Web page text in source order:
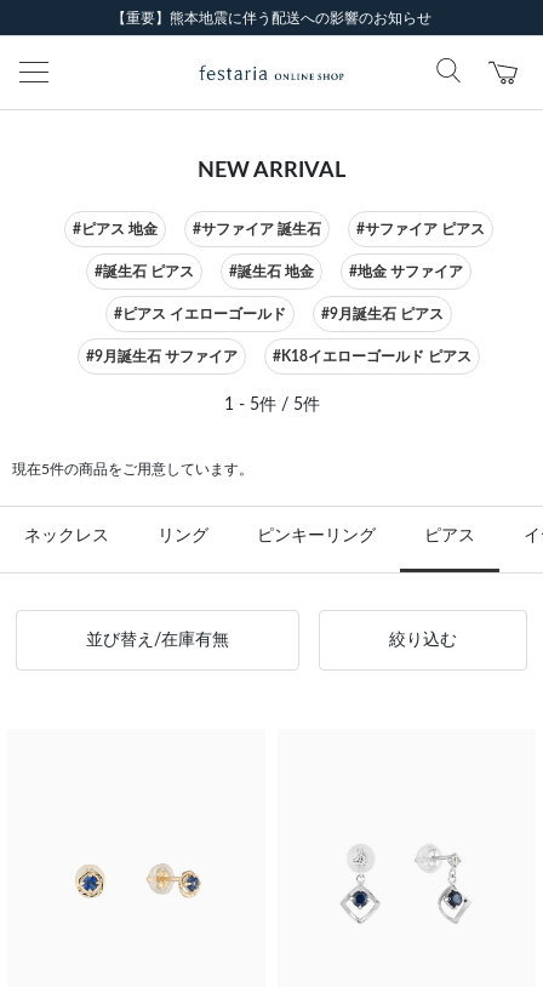
【重要】熊本地震に伴う配送への影響のお知らせ
NEW ARRIVAL
#ピアス 地金 #サファイア 誕生石 #サファイア ピアス
#誕生石 ピアス #誕生石 地金 #地金 サファイア
#ピアス イエローゴールド #9月誕生石 ピアス
#9月誕生石 サファイア #K18イエローゴールド ピアス
1 - 5件 / 5件
現在5件の商品をご用意しています。
ネックレス リング ピンキーリング ピアス
並び替え/在庫有無 絞り込む